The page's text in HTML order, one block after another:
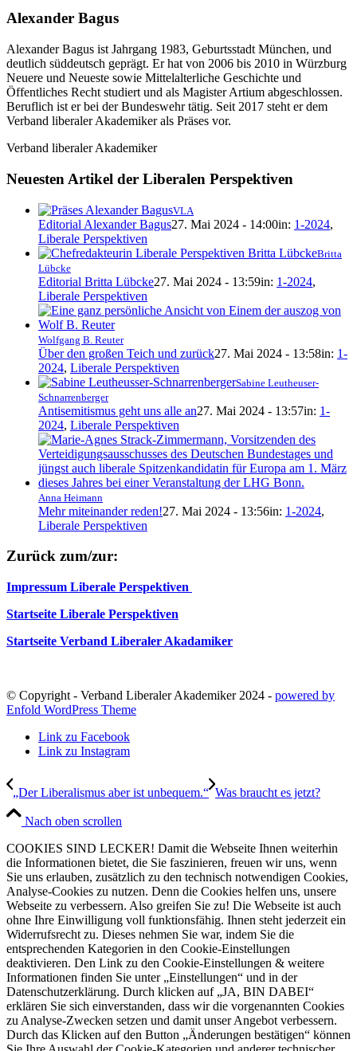
Alexander Bagus
Alexander Bagus ist Jahrgang 1983, Geburtsstadt München, und
deutlich süddeutsch geprägt. Er hat von 2006 bis 2010 in Würzburg
Neuere und Neueste sowie Mittelalterliche Geschichte und
Öffentliches Recht studiert und als Magister Artium abgeschlossen.
Beruflich ist er bei der Bundeswehr tätig. Seit 2017 steht er dem
Verband liberaler Akademiker als Präses vor.
Verband liberaler Akademiker
Neuesten Artikel der Liberalen Perspektiven
VLA
Editorial Alexander Bagus27. Mai 2024 - 14:00in: 1-2024,
Liberale Perspektiven
Britta
Lübcke
Editorial Britta Lübcke27. Mai 2024 - 13:59in: 1-2024,
Liberale Perspektiven
Wolfgang B. Reuter
Über den großen Teich und zurück27. Mai 2024 - 13:58in: 1-
2024, Liberale Perspektiven
Sabine Leutheuser-
Schnarrenberger
Antisemitismus geht uns alle an27. Mai 2024 - 13:57in: 1-
2024, Liberale Perspektiven
Anna Heimann
Mehr miteinander reden!27. Mai 2024 - 13:56in: 1-2024,
Liberale Perspektiven
Zurück zum/zur:
Impressum Liberale Perspektiven
Startseite Liberale Perspektiven
Startseite Verband Liberaler Akadamiker
© Copyright - Verband Liberaler Akademiker 2024 - powered by
Enfold WordPress Theme
Link zu Facebook
Link zu Instagram
„Der Liberalismus aber ist unbequem.“ Was braucht es jetzt?
Nach oben scrollen
COOKIES SIND LECKER! Damit die Webseite Ihnen weiterhin
die Informationen bietet, die Sie faszinieren, freuen wir uns, wenn
Sie uns erlauben, zusätzlich zu den technisch notwendigen Cookies,
Analyse-Cookies zu nutzen. Denn die Cookies helfen uns, unsere
Webseite zu verbessern. Also greifen Sie zu! Die Webseite ist auch
ohne Ihre Einwilligung voll funktionsfähig. Ihnen steht jederzeit ein
Widerrufsrecht zu. Dieses nehmen Sie war, indem Sie die
entsprechenden Kategorien in den Cookie-Einstellungen
deaktivieren. Den Link zu den Cookie-Einstellungen & weitere
Informationen finden Sie unter „Einstellungen“ und in der
Datenschutzerklärung. Durch klicken auf „JA, BIN DABEI“
erklären Sie sich einverstanden, dass wir die vorgenannten Cookies
zu Analyse-Zwecken setzen und damit unser Angebot verbessern.
Durch das Klicken auf den Button „Änderungen bestätigen“ können